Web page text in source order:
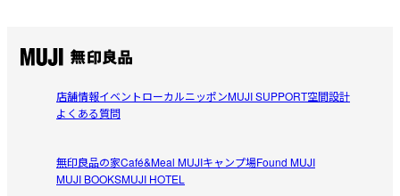
店舗情報イベントローカルニッポンMUJI SUPPORT空間設計
よくある質問
無印良品の家Café&Meal MUJIキャンプ場Found MUJI
MUJI BOOKSMUJI HOTEL